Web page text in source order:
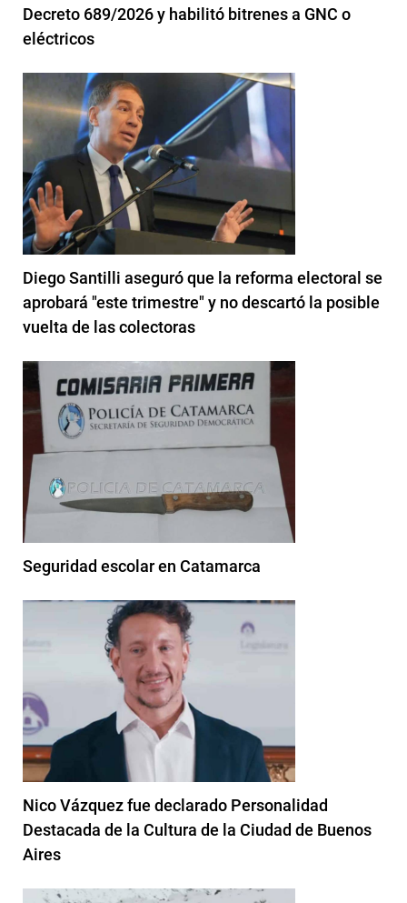
Decreto 689/2026 y habilitó bitrenes a GNC o
eléctricos
Diego Santilli aseguró que la reforma electoral se
aprobará "este trimestre" y no descartó la posible
vuelta de las colectoras
Seguridad escolar en Catamarca
Nico Vázquez fue declarado Personalidad
Destacada de la Cultura de la Ciudad de Buenos
Aires